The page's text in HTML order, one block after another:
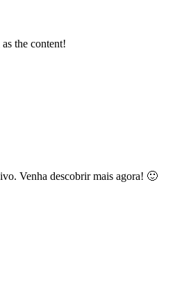
the content!
Venha descobrir mais agora! 🙂